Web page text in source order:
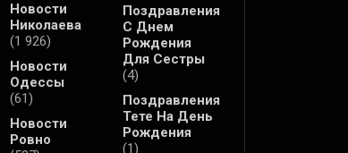
Новости
Николаева
(1 926)
Новости
Одессы
(61)
Новости
Ровно
Поздравления
С Днем
Рождения
Для Сестры
(4)
Поздравления
Тете На День
Рождения
(1)